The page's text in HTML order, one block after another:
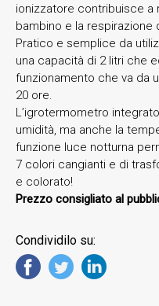
ionizzatore contribuisce a
bambino e la respirazione
Pratico e semplice da
una capacità di 2 litri che
funzionamento che va da
20 ore.
L’igrotermometro
umidità, ma anche la
funzione luce notturna
7 colori cangianti e di
e colorato!
Prezzo consigliato al
Condividilo su: